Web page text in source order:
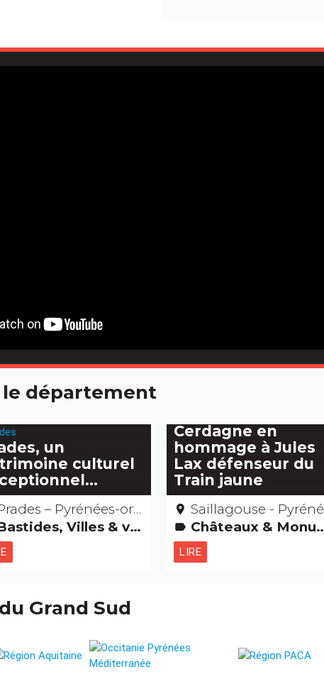
département
un
culturel
– Pyrénées-orientales
Villes & villages
Cerdagne en
hommage à Jules
Lax défenseur du
Train jaune
place Saillagouse - Pyrénées Orientales
label Châteaux & Monuments Gens d'ici
LIRE
Grand Sud